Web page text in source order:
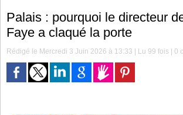
Palais : pourquoi le directeur
Faye a claqué la porte
Rédigé le Mercredi 3 Juin 2026 à 13:33 | Lu 99 fois |0